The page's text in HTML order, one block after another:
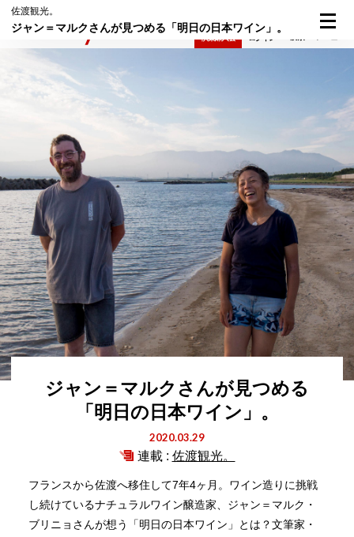
佐渡観光。
ジャン＝マルクさんが見つめる「明日の日本ワイン」。
ジャン＝マルクさんが見つめる
「明日の日本ワイン」。
2020.03.29
連載 : 佐渡観光。
フランスから佐渡へ移住して7年4ヶ月。ワイン造りに挑戦
し続けているナチュラルワイン醸造家、ジャン＝マルク・
ブリニョさんが想う「明日の日本ワイン」とは？文筆家・